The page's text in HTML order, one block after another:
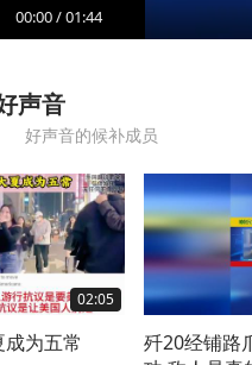
00:00/01:44
声音
好声音的候补成员
02:05
为五常
歼20经铺路